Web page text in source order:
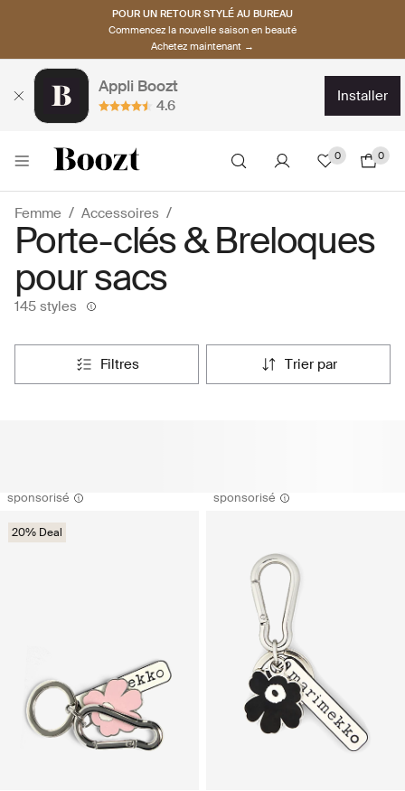
POUR UN RETOUR STYLÉ AU BUREAU
Commencez la nouvelle saison en beauté
Achetez maintenant →
Appli Boozt
4.6
installer
0 0
Femme Accessoires
Porte-clés & Breloques
pour sacs
145 styles
filtres trier par
sponsorisé
20% Deal
sponsorisé